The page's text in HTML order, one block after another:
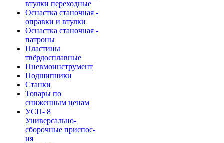
втулки переходные
Оснастка станочная -
оправки и втулки
Оснастка станочная -
патроны
Пластины
твёрдосплавные
Пневмоинструмент
Подшипники
Станки
Товары по
сниженным ценам
УСП- 8
Универсально-
сборочные приспос-
ия